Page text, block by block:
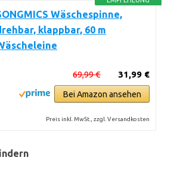
Wäschespinne,
klappbar, 60 m
31,99 €
69,99 €
Bei Amazon ansehen
Preis inkl. MwSt., zzgl. Versandkosten